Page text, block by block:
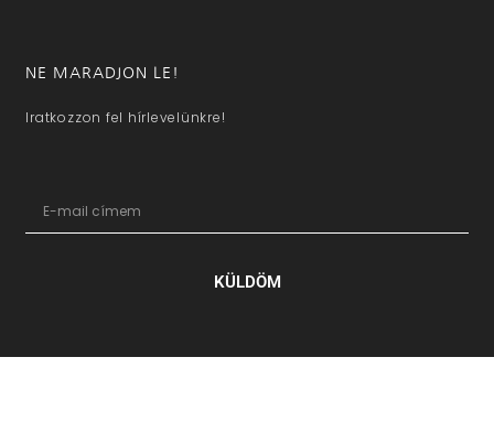
NE MARADJON LE!
Iratkozzon fel hírlevelünkre!
KÜLDÖM